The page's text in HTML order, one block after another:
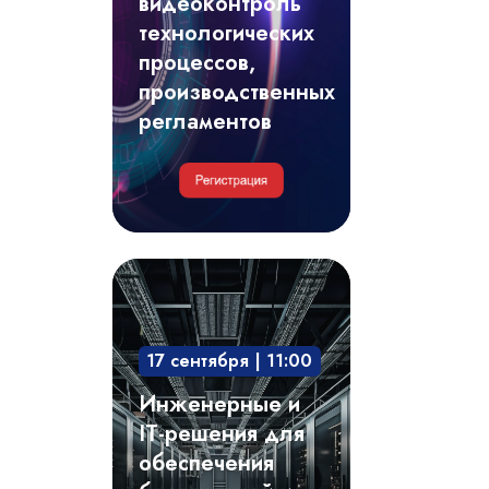
регламентов
технологических
процессов,
производственных
регламентов
Инженерные
и
IT-
решения
для
обеспечения
безотказной
17 сентября | 11:00
Инженерные и
IT-решения для
обеспечения